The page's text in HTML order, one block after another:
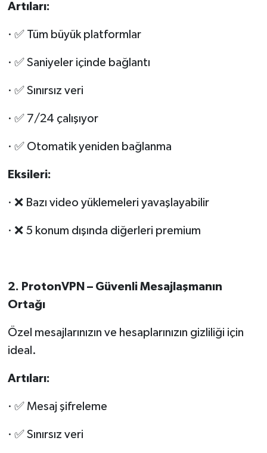
Artıları:
· ✅ Tüm büyük platformlar
· ✅ Saniyeler içinde bağlantı
· ✅ Sınırsız veri
· ✅ 7/24 çalışıyor
· ✅ Otomatik yeniden bağlanma
Eksileri:
· ❌ Bazı video yüklemeleri yavaşlayabilir
· ❌ 5 konum dışında diğerleri premium
2. ProtonVPN – Güvenli Mesajlaşmanın
Ortağı
Özel mesajlarınızın ve hesaplarınızın gizliliği için
ideal.
Artıları:
· ✅ Mesaj şifreleme
· ✅ Sınırsız veri